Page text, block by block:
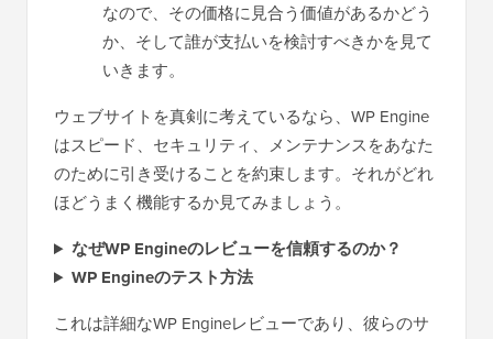
なので、その価格に見合う価値があるかどう
か、そして誰が支払いを検討すべきかを見て
いきます。
ウェブサイトを真剣に考えているなら、WP Engine
はスピード、セキュリティ、メンテナンスをあなた
のために引き受けることを約束します。それがどれ
ほどうまく機能するか見てみましょう。
なぜWP Engineのレビューを信頼するのか？
WP Engineのテスト方法
これは詳細なWP Engineレビューであり、彼らのサ